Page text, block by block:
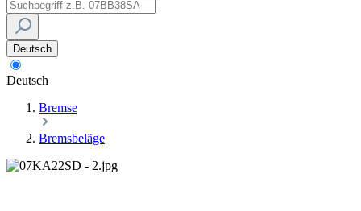
Deutsch
Deutsch
Bremse
Bremsbeläge